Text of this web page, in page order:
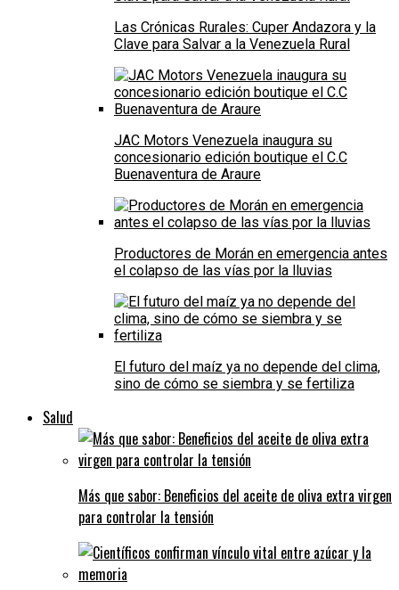
Las Crónicas Rurales: Cuper Andazora y la
Clave para Salvar a la Venezuela Rural
JAC Motors Venezuela inaugura su
concesionario edición boutique el C.C
Buenaventura de Araure
Productores de Morán en emergencia antes
el colapso de las vías por la lluvias
El futuro del maíz ya no depende del clima,
sino de cómo se siembra y se fertiliza
Salud
Más que sabor: Beneficios del aceite de oliva extra virgen
para controlar la tensión